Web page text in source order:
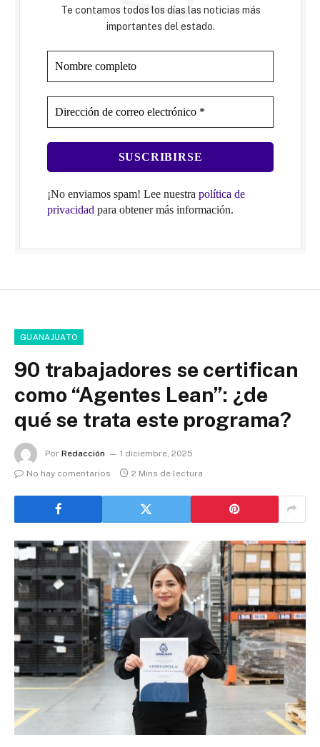
Te contamos todos los días las noticias más
importantes del estado.
¡No enviamos spam! Lee nuestra política de
privacidad para obtener más información.
GUANAJUATO
90 trabajadores se certifican
como “Agentes Lean”: ¿de
qué se trata este programa?
Por Redacción
1 diciembre, 2025
No hay comentarios
2 Mins de lectura